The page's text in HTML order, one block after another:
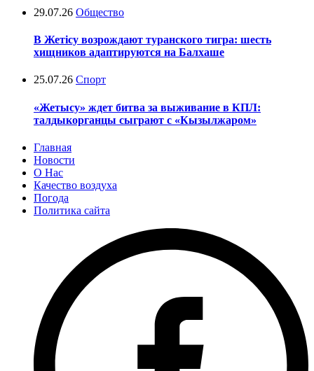
29.07.26 Общество
В Жетісу возрождают туранского тигра: шесть
хищников адаптируются на Балхаше
25.07.26 Спорт
«Жетысу» ждет битва за выживание в КПЛ:
талдыкорганцы сыграют с «Кызылжаром»
Главная
Новости
О Нас
Качество воздуха
Погода
Политика сайта